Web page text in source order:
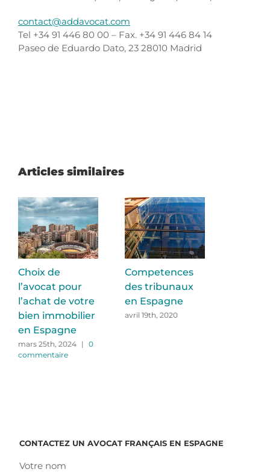
contact@addavocat.com
Tel +34 91 446 80 00 – Fax. +34 91 446 84 14
Paseo de Eduardo Dato, 23 28010 Madrid
Articles similaires
Choix de
l’avocat pour
l’achat de votre
bien immobilier
en Espagne
mars 25th, 2024 | 0
commentaire
Competences
des tribunaux
en Espagne
avril 19th, 2020
CONTACTEZ UN AVOCAT FRANÇAIS EN ESPAGNE
Votre nom